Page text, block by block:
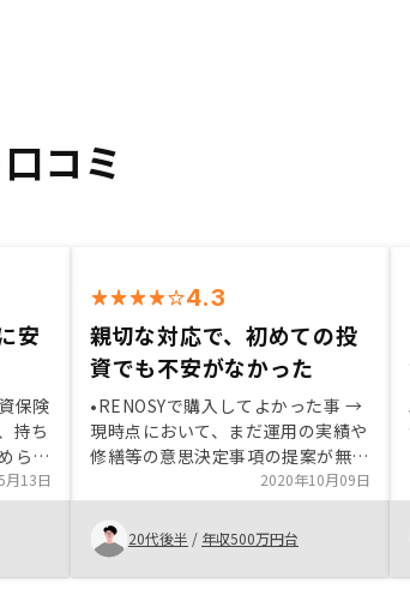
コミ
安
保険
持ち
られ
し
、
ォロ
いる
て購
月13日
4.3
親切な対応で、初めての投
資でも不安がなかった
•RENOSYで購入してよかった事 →
現時点において、まだ運用の実績や
修繕等の意思決定事項の提案が無い
状態のため回答できません。 • 担当
エージェントの感想 →すごく丁寧
にご説明いただきました。また実際
の契約時にも親切に対応いただきま
したので初めての投資でしたが不安
2020年10月09日
20代後半 / 年収500万円台